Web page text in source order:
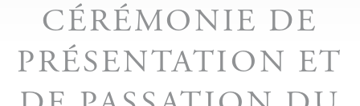
CÉRÉMONIE DE
PRÉSENTATION ET